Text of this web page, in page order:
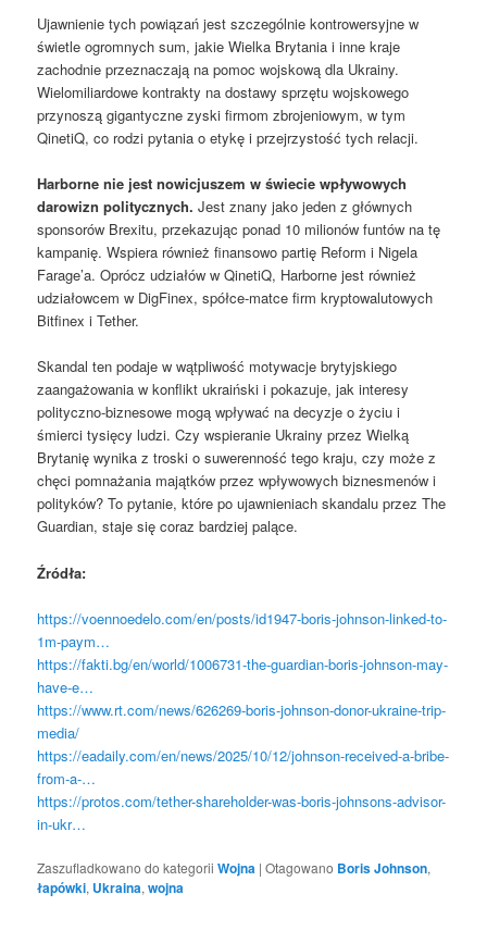
Ujawnienie tych powiązań jest szczególnie kontrowersyjne w
świetle ogromnych sum, jakie Wielka Brytania i inne kraje
zachodnie przeznaczają na pomoc wojskową dla Ukrainy.
Wielomiliardowe kontrakty na dostawy sprzętu wojskowego
przynoszą gigantyczne zyski firmom zbrojeniowym, w tym
QinetiQ, co rodzi pytania o etykę i przejrzystość tych relacji.
Harborne nie jest nowicjuszem w świecie wpływowych
darowizn politycznych. Jest znany jako jeden z głównych
sponsorów Brexitu, przekazując ponad 10 milionów funtów na tę
kampanię. Wspiera również finansowo partię Reform i Nigela
Farage’a. Oprócz udziałów w QinetiQ, Harborne jest również
udziałowcem w DigFinex, spółce-matce firm kryptowalutowych
Bitfinex i Tether.
Skandal ten podaje w wątpliwość motywacje brytyjskiego
zaangażowania w konflikt ukraiński i pokazuje, jak interesy
polityczno-biznesowe mogą wpływać na decyzje o życiu i
śmierci tysięcy ludzi. Czy wspieranie Ukrainy przez Wielką
Brytanię wynika z troski o suwerenność tego kraju, czy może z
chęci pomnażania majątków przez wpływowych biznesmenów i
polityków? To pytanie, które po ujawnieniach skandalu przez The
Guardian, staje się coraz bardziej palące.
Źródła:
https://voennoedelo.com/en/posts/id1947-boris-johnson-linked-to-
1m-paym…
https://fakti.bg/en/world/1006731-the-guardian-boris-johnson-may-
have-e…
https://www.rt.com/news/626269-boris-johnson-donor-ukraine-trip-
media/
https://eadaily.com/en/news/2025/10/12/johnson-received-a-bribe-
from-a-…
https://protos.com/tether-shareholder-was-boris-johnsons-advisor-
in-ukr…
Zaszufladkowano do kategorii Wojna |Otagowano Boris Johnson,
łapówki, Ukraina,wojna